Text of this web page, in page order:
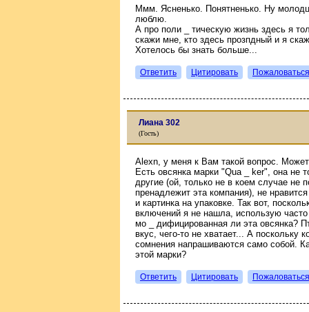
Ммм. Ясненько. Понятненько. Ну
люблю.
А про поли _ тическую жизнь здесь я
скажи мне, кто здесь прозпдный и я
Хотелось бы знать больше...
Ответить Цитировать Пожаловаться
Лиана 302
(Гость)
Alexn, у меня к Вам такой вопрос.
Есть овсянка марки "Qua _ ker", она не
другие (ой, только не в коем случае
пренадлежит эта компания), не
и картинка на упаковке. Так вот,
включений я не нашла, использую
мо _ дифицированная ли эта овсянка?
вкус, чего-то не хватает... А поскольку
сомнения напрашиваются само собой.
этой марки?
Ответить Цитировать Пожаловаться